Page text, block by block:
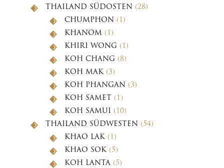
THAILAND SÜDOSTEN (28)
CHUMPHON (1)
KHANOM (1)
KHIRI WONG (1)
KOH CHANG (8)
KOH MAK(3)
KOH PHANGAN (3)
KOH SAMET (1)
KOH SAMUI (10)
THAILAND SÜDWESTEN (54)
KHAO LAK(1)
KHAO SOK(5)
KOH LANTA (5)